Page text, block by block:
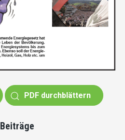
PDF durchblättern
Beiträge